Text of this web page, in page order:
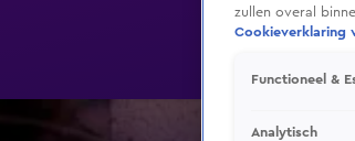
zullen overal
Cookieverklaring
Functioneel &
Analytisch